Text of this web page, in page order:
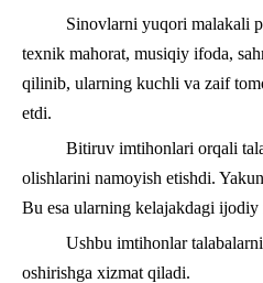
Sinovlarni yuqori malakali
texnik mahorat, musiqiy ifoda,
qilinib, ularning kuchli va zaif
etdi.
Bitiruv imtihonlari orqali
olishlarini namoyish etishdi.
Bu esa ularning kelajakdagi ijodiy
Ushbu imtihonlar
oshirishga xizmat qiladi.